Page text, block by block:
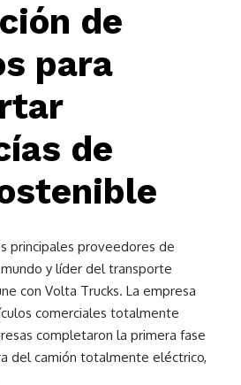
de
para
de
principales proveedores de
y líder del transporte
con Volta Trucks. La empresa
comerciales totalmente
completaron la primera fase
del camión totalmente eléctrico,